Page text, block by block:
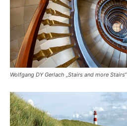
Wolfgang DY Gerlach „Stairs and more Stairs“